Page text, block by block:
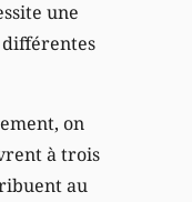
une
on
à trois
au